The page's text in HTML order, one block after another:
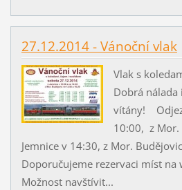
27.12.2014 - Vánoční vlak
Vlak s
Dobrá
vítány!
10:00, z
Jemnice v 14:30, z Mor.
Doporučujeme rezervaci míst na
Možnost navštívit...